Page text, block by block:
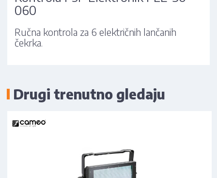
060
Ručna kontrola za 6 električnih lančanih
čekrka.
Drugi trenutno gledaju